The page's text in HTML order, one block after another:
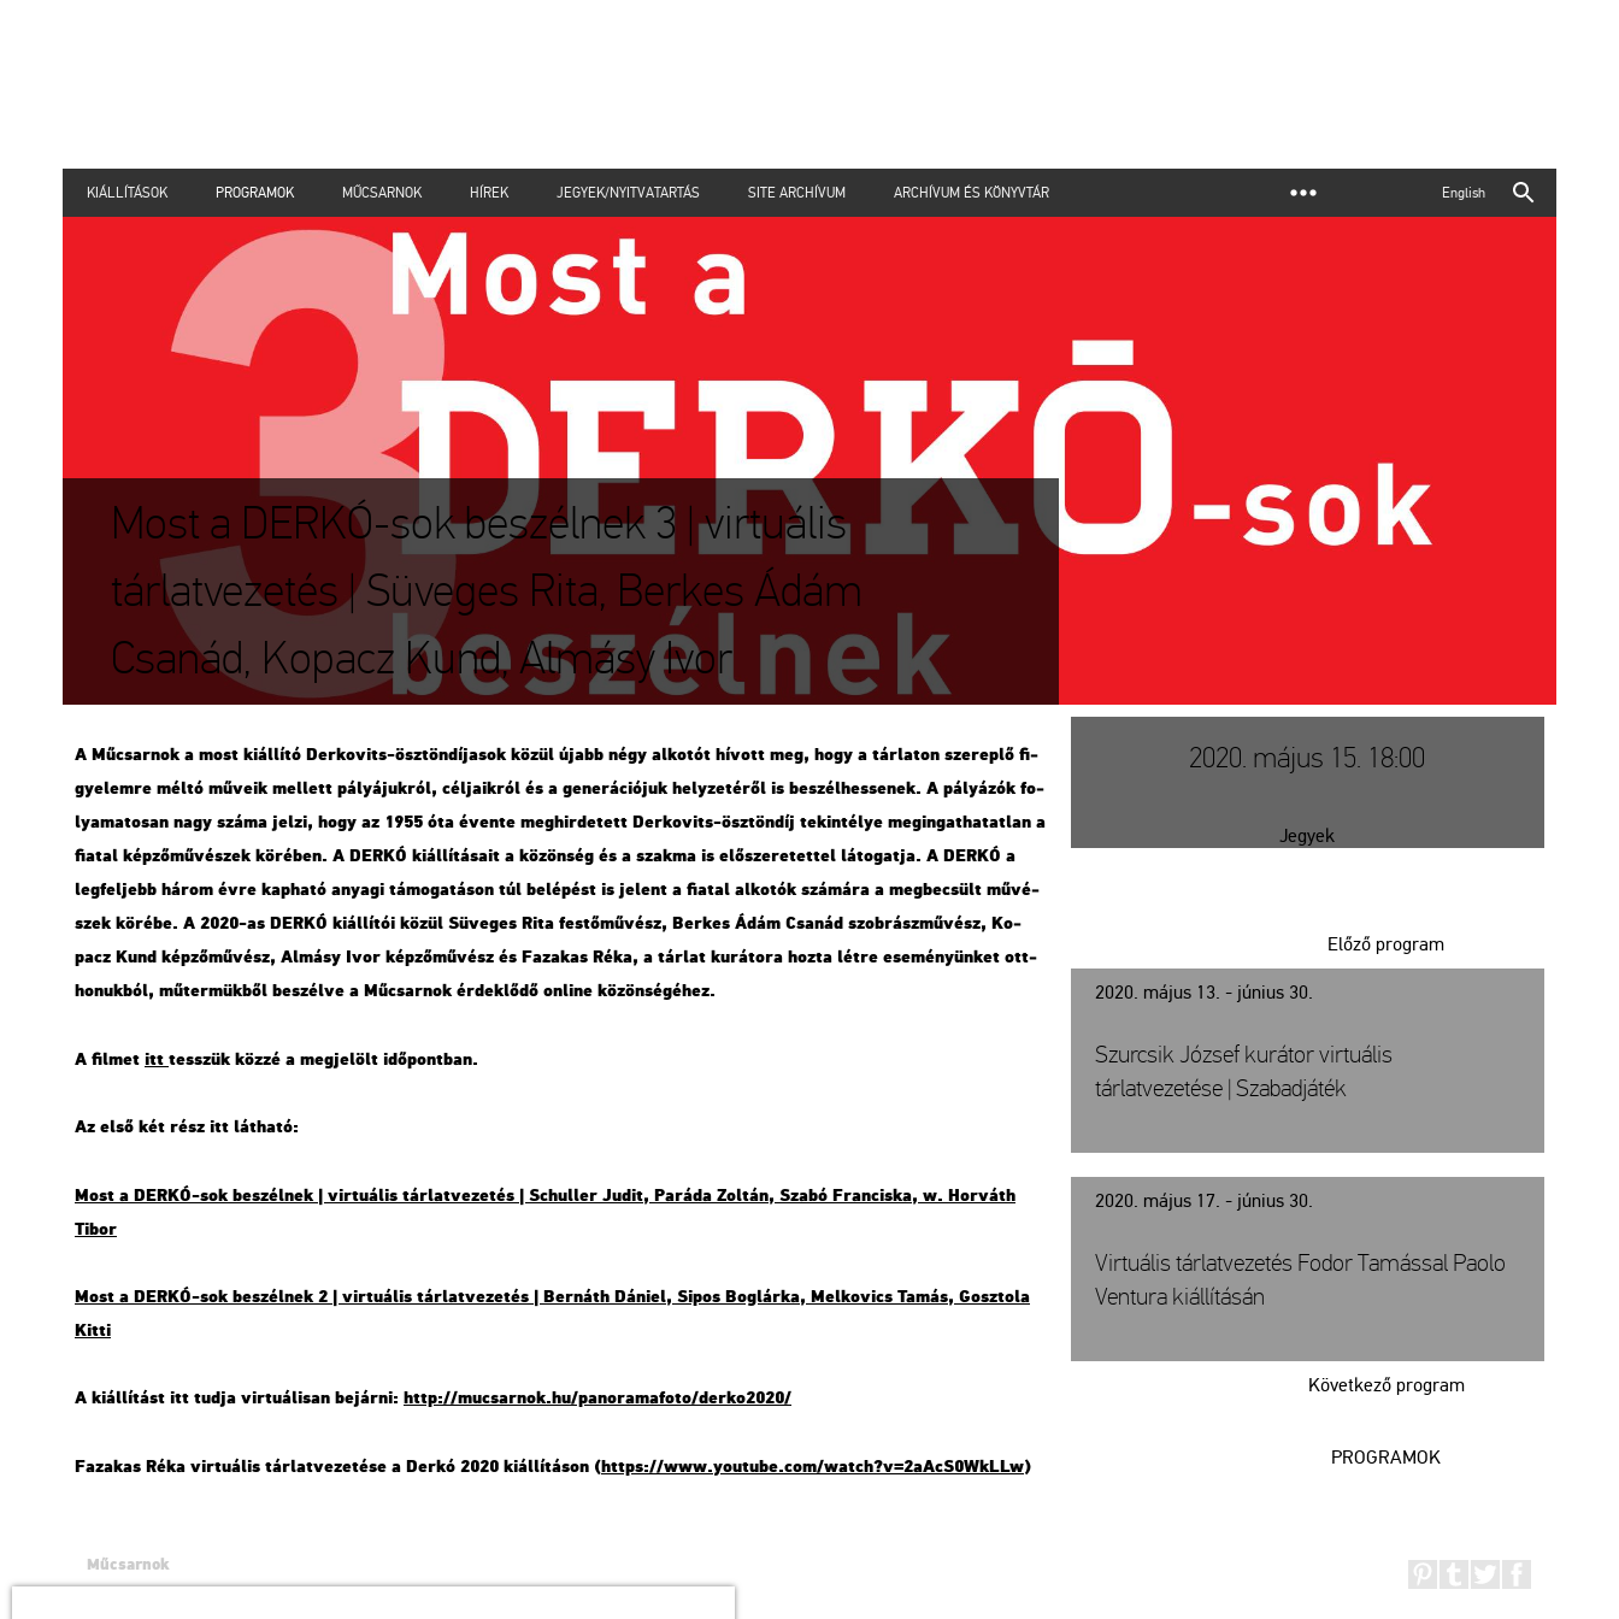
KIÁLLÍTÁSOK PROGRAMOK MŰCSARNOK HÍREK JEGYEK/NYITVATARTÁS SITE ARCHÍVUM ARCHÍVUM ÉS KÖNYVTÁR English
Most a DERKÓ-sok beszélnek 3 | virtuális
tárlatvezetés | Süveges Rita, Berkes Ádám
Csanád, Kopacz Kund, Almásy Ivor
A Mű­csar­nok a most ki­ál­lí­tó Der­kovits-ösz­tön­dí­ja­sok közül újabb négy al­ko­tót hí­vott meg, hogy a tár­la­ton sze­rep­lő fi­
gye­lem­re méltó mű­ve­ik mel­lett pá­lyá­juk­ról, cél­ja­ik­ról és a ge­ne­rá­ci­ó­juk hely­ze­té­ről is be­szél­hes­se­nek. A pá­lyá­zók fo­
lya­ma­to­san nagy száma jelzi, hogy az 1955 óta éven­te meg­hir­de­tett Der­kovits-ösz­tön­díj te­kin­té­lye meg­in­gat­ha­tat­lan a
fi­a­tal kép­ző­mű­vé­szek kö­ré­ben. A DERKÓ ki­ál­lí­tá­sa­it a kö­zön­ség és a szak­ma is elő­sze­re­tet­tel lá­to­gat­ja. A DERKÓ a
leg­fel­jebb három évre kap­ha­tó anya­gi tá­mo­ga­tá­son túl be­lé­pést is je­lent a fi­a­tal al­ko­tók szá­má­ra a meg­be­csült mű­vé­
szek kö­ré­be. A 2020-as DERKÓ ki­ál­lí­tói közül Sü­ve­ges Rita fes­tő­mű­vész, Ber­kes Ádám Csa­nád szob­rász­mű­vész, Ko­
pacz Kund kép­ző­mű­vész, Al­másy Ivor kép­ző­mű­vész és Fa­za­kas Réka, a tár­lat ku­rá­to­ra hozta létre ese­mé­nyün­ket ott­
ho­nuk­ból, mű­ter­mük­ből be­szél­ve a Mű­csar­nok ér­dek­lő­dő on­line kö­zön­sé­gé­hez.
A fil­met itt tesszük közzé a meg­je­lölt idő­pont­ban.
Az első két rész itt lát­ha­tó:
Most a DERKÓ-sok be­szél­nek | vir­tu­á­lis tár­lat­ve­ze­tés | Schul­ler Judit, Pa­rá­da Zol­tán, Szabó Fran­cis­ka, w. Hor­váth
Tibor
Most a DERKÓ-sok be­szél­nek 2 | vir­tu­á­lis tár­lat­ve­ze­tés | Ber­náth Dá­ni­el, Sipos Bog­lár­ka, Mel­ko­vics Tamás, Gosz­to­la
Kitti
A ki­ál­lí­tást itt tudja vir­tu­á­li­san be­jár­ni: http://​mu­csar­nok.​hu/​pan​oram​afot​o/​der­ko2020/
Fa­za­kas Réka vir­tu­á­lis tár­lat­ve­ze­té­se a Derkó 2020 ki­ál­lí­tá­son (https://​www.​you­tu­be.​com/​watch?​v=2aA​cS0W​kLLw)
2020. május 15. 18:00
Jegyek
2020. május 13. - június 30.
Előző program
Szurcsik József kurátor virtuális
tárlatvezetése | Szabadjáték
2020. május 17. - június 30.
Következő program
Virtuális tárlatvezetés Fodor Tamással Paolo
Ventura kiállításán
PROGRAMOK
Műcsarnok